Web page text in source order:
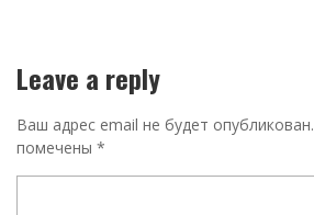
Leave a reply
Ваш адрес email не будет опубликован.
помечены *